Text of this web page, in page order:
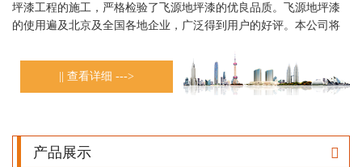
坪漆工程的施工，严格检验了飞源地坪漆的优良品质。飞源地坪漆
的使用遍及北京及全国各地企业，广泛得到用户的好评。本公司将
质的地坪涂料，提供更优质的工程服务，为进一步提升企业形象，
推进企业发展，飞源涂装人愿与您共创和谐，优质事业辉煌.....
|| 查看详细 --->
产品展示